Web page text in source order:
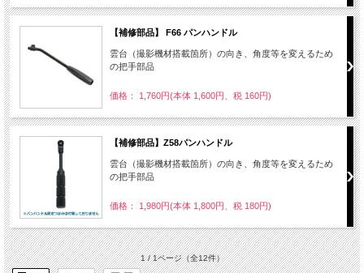
【補修部品】 F66 パンハンドル
雲台（撮影機材搭載箇所）の向き、角度等を変えるため
の把手部品
価格： 1,760円(本体 1,600円、税 160円)
【補修部品】Z58パンハンドル
雲台（撮影機材搭載箇所）の向き、角度等を変えるため
の把手部品
価格： 1,980円(本体 1,800円、税 180円)
1 / 1ページ（全12件）